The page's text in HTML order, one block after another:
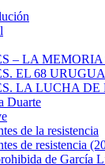
– LA
EL 68
LA LUCHA DE
Duarte
de la resistencia
de resistencia
de García